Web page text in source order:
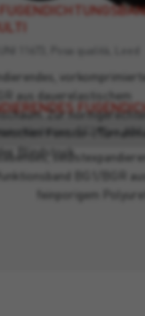
BG1/BGR
feinporigem
aus dauerelastischem
Zur
Fenster-/
Blindstock.